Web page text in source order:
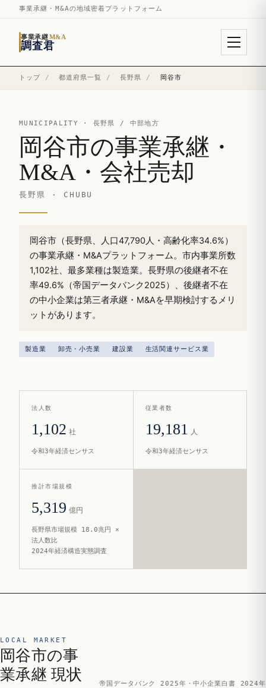
事業承継・M&Aの地域密着プラットフォーム
事業承継M&A
調査君
トップ / 都道府県一覧 / 長野県 / 岡谷市
MUNICIPALITY · 長野県 / 中部地方
岡谷市の事業承継・
M&A・会社売却
長野県 · CHUBU
岡谷市（長野県、人口47,790人・高齢化率34.6%）
の事業承継・M&Aプラットフォーム。市内事業所数
1,102社、最多業種は製造業。長野県の後継者不在
率49.6%（帝国データバンク2025）、後継者不在
の中小企業は第三者承継・M&Aを早期検討するメリ
ットがあります。
製造業 卸売・小売業 建設業 生活関連サービス業
法人数
1,102 社
令和3年経済センサス
従業者数
19,181 人
令和3年経済センサス
推計市場規模
5,319 億円
長野県市場規模 18.0兆円 ×
法人数比
2024年経済構造実態調査
LOCAL MARKET
岡谷市の事
業承継 現状
帝国データバンク 2025年・中小企業白書 2024年